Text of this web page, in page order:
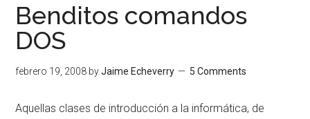
Benditos comandos
DOS
febrero 19, 2008 byJaime Echeverry 5 Comments
Aquellas clases de introducción a la informática, de